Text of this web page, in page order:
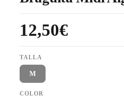
12,50€
TALLA
M
COLOR